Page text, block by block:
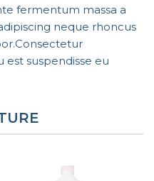
fermentum massa a
neque rhoncus
suspendisse eu